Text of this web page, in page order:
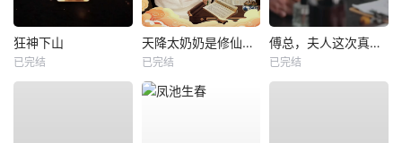
狂神下山
已完结
天降太奶奶是修仙老祖
已完结
傅总，夫人这次真的死了
已完结